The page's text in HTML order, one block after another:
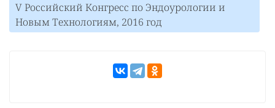
V Российский Конгресс по Эндоурологии и
Новым Технологиям, 2016 год